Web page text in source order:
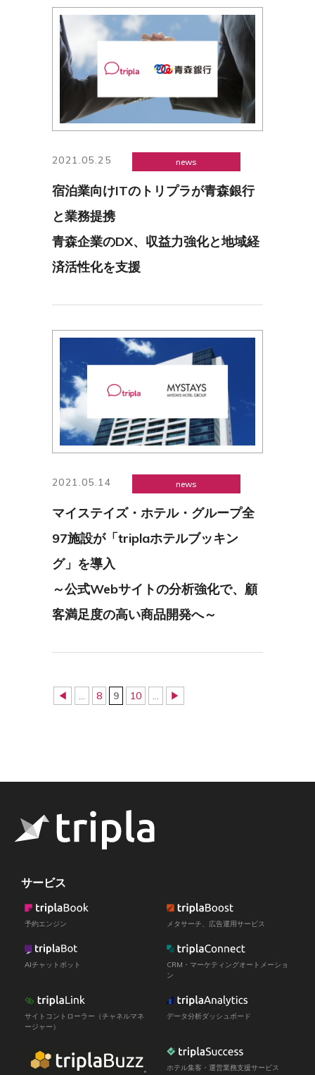
2021.05.25 news
宿泊業向けITのトリプラが青森銀行
と業務提携
青森企業のDX、収益力強化と地域経
済活性化を支援
2021.05.14 news
マイステイズ・ホテル・グループ全
97施設が「triplaホテルブッキン
グ」を導入
～公式Webサイトの分析強化で、顧
客満足度の高い商品開発へ～
◀ ... 8 9 10 ... ▶
サービス
予約エンジン メタサーチ、広告運用サービス
AIチャットボット
CRM・マーケティングオートメーショ
ン
サイトコントローラー（チャネルマネ
ージャー）
データ分析ダッシュボード
ホテル集客・運営業務支援サービス